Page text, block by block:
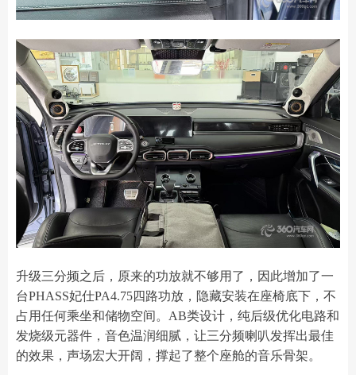
升级三分频之后，原来的功放就不够用了，因此增加了一
台PHASS妃仕PA4.75四路功放，隐藏安装在座椅底下，不
占用任何乘坐和储物空间。AB类设计，纯后级优化电路和
发烧级元器件，音色温润细腻，让三分频喇叭发挥出最佳
的效果，声场宏大开阔，撑起了整个座舱的音乐骨架。